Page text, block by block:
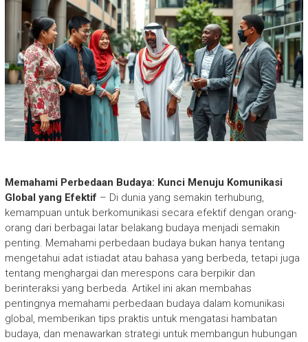
Memahami Perbedaan Budaya: Kunci Menuju Komunikasi
Global yang Efektif – Di dunia yang semakin terhubung,
kemampuan untuk berkomunikasi secara efektif dengan orang-
orang dari berbagai latar belakang budaya menjadi semakin
penting. Memahami perbedaan budaya bukan hanya tentang
mengetahui adat istiadat atau bahasa yang berbeda, tetapi juga
tentang menghargai dan merespons cara berpikir dan
berinteraksi yang berbeda. Artikel ini akan membahas
pentingnya memahami perbedaan budaya dalam komunikasi
global, memberikan tips praktis untuk mengatasi hambatan
budaya, dan menawarkan strategi untuk membangun hubungan